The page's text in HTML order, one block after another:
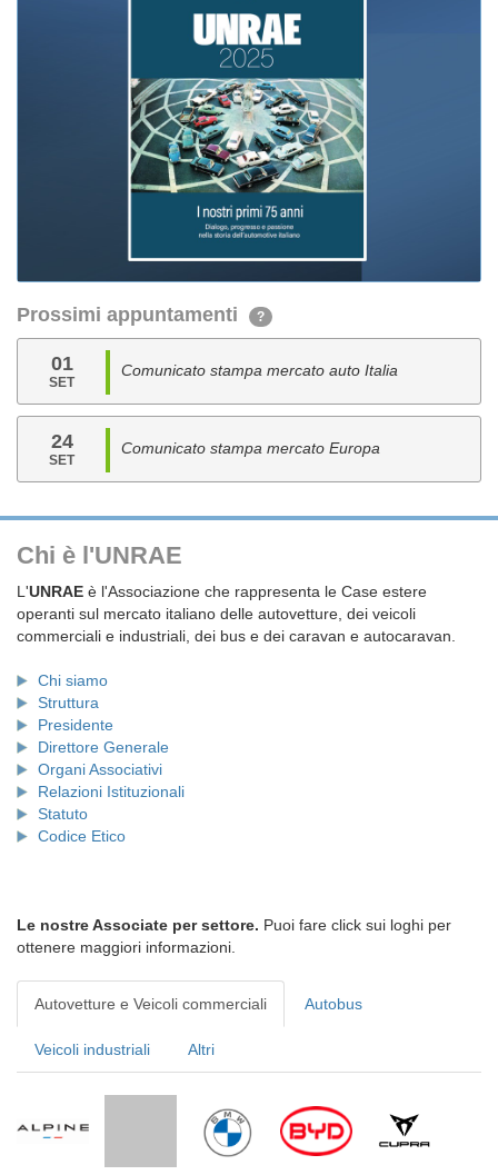
Prossimi appuntamenti ?
01
SET
Comunicato stampa mercato auto Italia
24
SET
Comunicato stampa mercato Europa
Chi è l'UNRAE
L'UNRAE è l'Associazione che rappresenta le Case estere
operanti sul mercato italiano delle autovetture, dei veicoli
commerciali e industriali, dei bus e dei caravan e autocaravan.
Chi siamo
Struttura
Presidente
Direttore Generale
Organi Associativi
Relazioni Istituzionali
Statuto
Codice Etico
Le nostre Associate per settore. Puoi fare click sui loghi per
ottenere maggiori informazioni.
Autovetture e Veicoli commerciali Autobus
Veicoli industriali Altri